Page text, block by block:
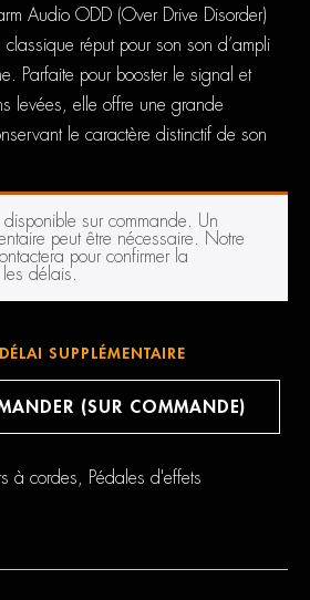
Audio ODD (Over Drive Disorder)
classique réput pour son son d’ampli
Parfaite pour booster le signal et
levées, elle offre une grande
le caractère distinctif de son
sur commande. Un
peut être nécessaire. Notre
pour confirmer la
délais.
SUPPLÉMENTAIRE
(SUR COMMANDE)
à cordes Pédales d'effets